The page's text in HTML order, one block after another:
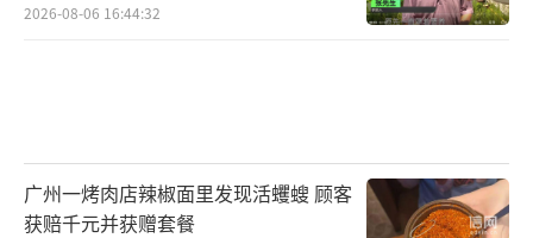
2026-08-06 16:44:32
广州一烤肉店辣椒面里发现活蠼螋 顾客
获赔千元并获赠套餐